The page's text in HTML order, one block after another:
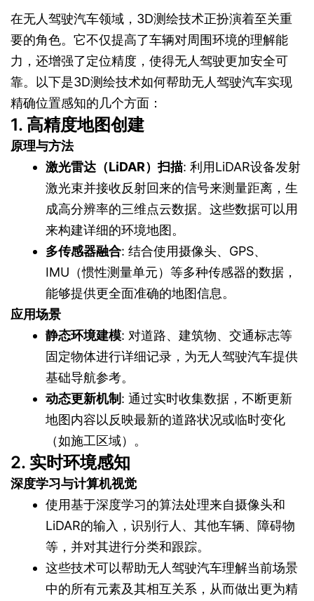
在无人驾驶汽车领域，3D测绘技术正扮演着至关重
要的角色。它不仅提高了车辆对周围环境的理解能
力，还增强了定位精度，使得无人驾驶更加安全可
靠。以下是3D测绘技术如何帮助无人驾驶汽车实现
精确位置感知的几个方面：
1. 高精度地图创建
原理与方法
激光雷达（LiDAR）扫描: 利用LiDAR设备发射
激光束并接收反射回来的信号来测量距离，生
成高分辨率的三维点云数据。这些数据可以用
来构建详细的环境地图。
多传感器融合: 结合使用摄像头、GPS、
IMU（惯性测量单元）等多种传感器的数据，
能够提供更全面准确的地图信息。
应用场景
静态环境建模: 对道路、建筑物、交通标志等
固定物体进行详细记录，为无人驾驶汽车提供
基础导航参考。
动态更新机制 : 通过实时收集数据，不断更新
地图内容以反映最新的道路状况或临时变化
（如施工区域）。
2. 实时环境感知
深度学习与计算机视觉
使用基于深度学习的算法处理来自摄像头和
LiDAR的输入，识别行人、其他车辆、障碍物
等，并对其进行分类和跟踪。
这些技术可以帮助无人驾驶汽车理解当前场景
中的所有元素及其相互关系，从而做出更为精